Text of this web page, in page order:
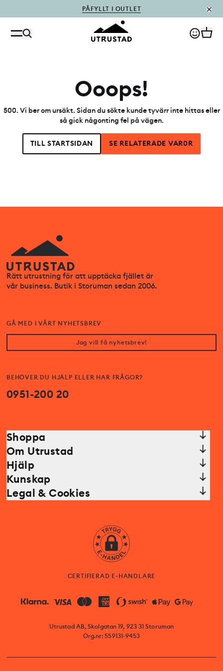
PÅFYLLT I OUTLET
Ooops!
500. Vi ber om ursäkt. Sidan du sökte kunde tyvärr inte hittas eller
så gick någonting fel på vägen.
TILL STARTSIDAN SE RELATERADE VAR0R
Rätt utrustning för att upptäcka fjället är
vår business. Butik i Storuman sedan 2006.
BEHÖVER DU HJÄLP ELLER HAR FRÅGOR?
0951-200 20
GÅ MED I VÅRT NYHETSBREV
Jag vill få nyhetsbrev!
Shoppa
Om Utrustad
Hjälp
Kunskap
Legal & Cookies
CERTIFIERAD E-HANDLARE
Utrustad AB, Skolgatan 19, 923 31 Storuman
Org.nr: 559131-9453